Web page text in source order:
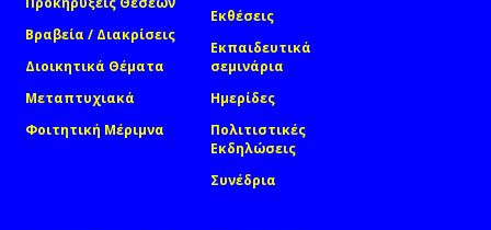
Βραβεία / Διακρίσεις
Διοικητικά Θέματα
Μεταπτυχιακά
Φοιτητική Μέριμνα
Εκθέσεις
Εκπαιδευτικά
σεμινάρια
Ημερίδες
Πολιτιστικές
Εκδηλώσεις
Συνέδρια